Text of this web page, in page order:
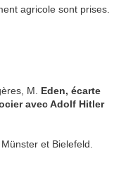
agricole sont prises.
M. Eden, écarte
avec Adolf Hitler
et Bielefeld.